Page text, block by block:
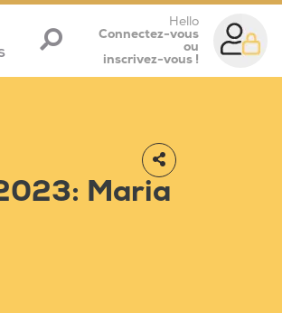
Hello
Connectez-vous
ou
inscrivez-vous !
Maria